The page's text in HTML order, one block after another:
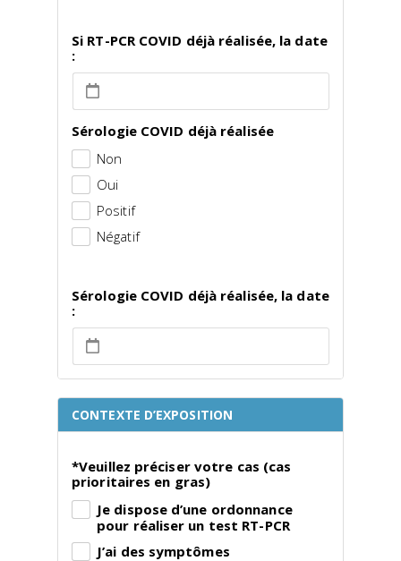
Si RT-PCR COVID déjà réalisée, la date
:
Sérologie COVID déjà réalisée
Non
Oui
Positif
Négatif
Sérologie COVID déjà réalisée, la date
:
CONTEXTE D’EXPOSITION
*Veuillez préciser votre cas (cas
prioritaires en gras)
Je dispose d’une ordonnance
pour réaliser un test RT-PCR
J’ai des symptômes